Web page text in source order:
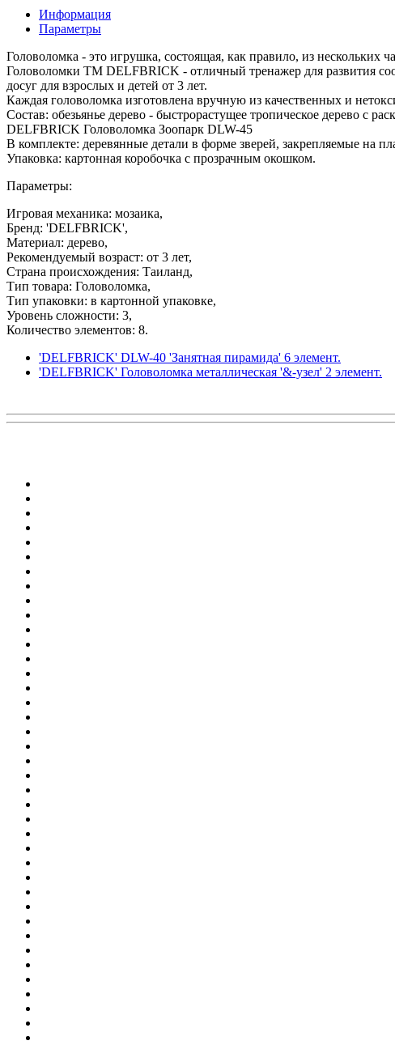
Информация
Параметры
Головоломка - это игрушка, состоящая, как правило, из нескольких
Головоломки ТМ DELFBRICK - отличный тренажер для развития
досуг для взрослых и детей от 3 лет.
Каждая головоломка изготовлена вручную из качественных и
Состав: обезьянье дерево - быстрорастущее тропическое дерево с
DELFBRICK Головоломка Зоопарк DLW-45
В комплекте: деревянные детали в форме зверей, закрепляемые на
Упаковка: картонная коробочка с прозрачным окошком.
Параметры:
Игровая механика: мозаика,
Бренд: 'DELFBRICK',
Материал: дерево,
Рекомендуемый возраст: от 3 лет,
Страна происхождения: Таиланд,
Тип товара: Головоломка,
Тип упаковки: в картонной упаковке,
Уровень сложности: 3,
Количество элементов: 8.
'DELFBRICK' DLW-40 'Занятная пирамида' 6 элемент.
'DELFBRICK' Головоломка металлическая '&-узел' 2 элемент.